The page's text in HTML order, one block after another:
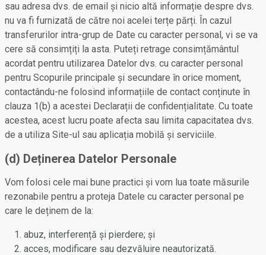
sau adresa dvs. de email și nicio altă informație despre dvs.
nu va fi furnizată de către noi acelei terțe părți. În cazul
transferurilor intra-grup de Date cu caracter personal, vi se va
cere să consimțiți la asta. Puteți retrage consimțământul
acordat pentru utilizarea Datelor dvs. cu caracter personal
pentru Scopurile principale și secundare în orice moment,
contactându-ne folosind informațiile de contact conținute în
clauza 1(b) a acestei Declarații de confidențialitate. Cu toate
acestea, acest lucru poate afecta sau limita capacitatea dvs.
de a utiliza Site-ul sau aplicația mobilă și serviciile.
(d) Deținerea Datelor Personale
Vom folosi cele mai bune practici și vom lua toate măsurile
rezonabile pentru a proteja Datele cu caracter personal pe
care le deținem de la:
abuz, interferență și pierdere; și
acces, modificare sau dezvăluire neautorizată.